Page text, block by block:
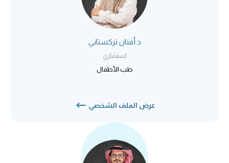
د.أفنان تركستاني
استشاري
طب الأطفال
عرض الملف الشخصي